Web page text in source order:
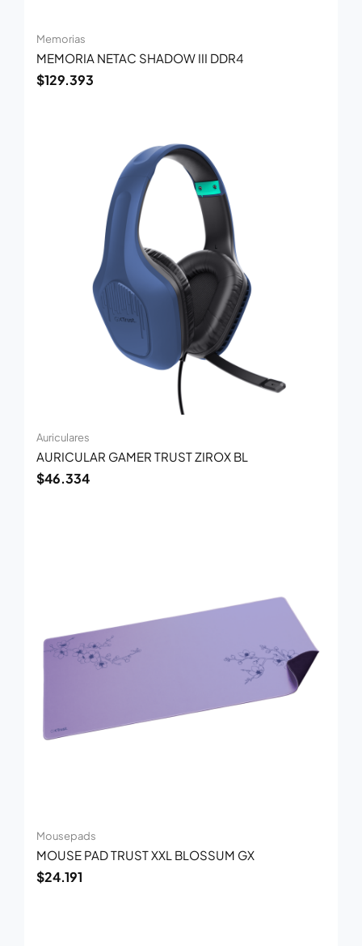
Memorias
MEMORIA NETAC SHADOW III DDR4
$129.393
Auriculares
AURICULAR GAMER TRUST ZIROX BL
$46.334
Mousepads
MOUSE PAD TRUST XXL BLOSSUM GX
$24.191